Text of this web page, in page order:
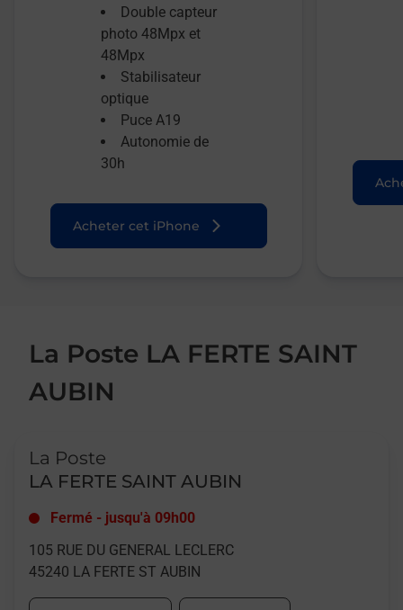
Double capteur
photo 48Mpx et
48Mpx
Stabilisateur
optique
Puce A19
Autonomie de
30h
Acheter cet iPhone
La Poste LA FERTE SAINT
AUBIN
La Poste
LA FERTE SAINT AUBIN
Fermé - jusqu'à 09h00
105 RUE DU GENERAL LECLERC
45240 LA FERTE ST AUBIN